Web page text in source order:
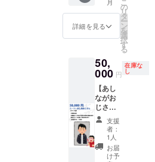
・登壇
タ
ビュー
（同伴
者1人含
む）は
ご負担
お願い
します
・限定
FB希望
の際は
個人で
「みな
アーに
品しま
す）
・フ
リー
ペー
パーは
都内の
協力コ
ワーキ
ングス
ペー
ス、こ
れから
ング(提
制作も
代行 ・
アーPR
紹介用
動画を
作成し
弊社新
設アカ
ウント
に掲載
・オス
スメの
を共に
盛り上
・代
表、宮
城の地
元であ
る沖縄
居酒屋
で一緒
に盛り
上がり
たい方
【注意
く権利
（サシ
飲み、
な方に
おすす
め】 ・
一緒に
リリー
ス時の
イベン
トを
祝って
くれる
方 ・
ルー
プ」FB
グルー
のオリ
ジナル
旅プラ
ン進呈
・リ
リース
記念イ
ベント
（開発
秘話 / 開
発者交
クス
メール
・グッ
ズ（ロ
ゴス
カー、
超クリ
アファ
イル）
・PR動
画のエ
ンド
ロール
に掲載
・「ア
テン
詳細を見る
の
リ
タ
ー
ン
を
選
択
す
る
50,
000 円
在庫な
し
【あし
ながお
じさん
向け】
・圧倒
的名誉
他のリ
ターン
支援
者：
1人
お届
け予